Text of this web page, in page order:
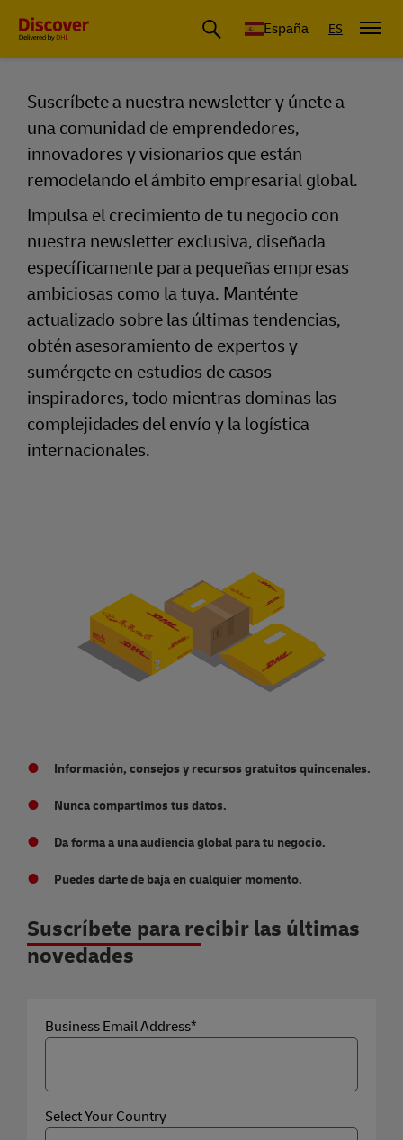
España ES
Suscríbete a la newsletter Discover by
Suscríbete a nuestra newsletter y únete a
una comunidad de emprendedores,
innovadores y visionarios que están
remodelando el ámbito empresarial global.
Impulsa el crecimiento de tu negocio con
nuestra newsletter exclusiva, diseñada
específicamente para pequeñas empresas
ambiciosas como la tuya. Manténte
actualizado sobre las últimas tendencias,
obtén asesoramiento de expertos y
sumérgete en estudios de casos
inspiradores, todo mientras dominas las
complejidades del envío y la logística
internacionales.
Información, consejos y recursos gratuitos quincenales.
Nunca compartimos tus datos.
Da forma a una audiencia global para tu negocio.
Puedes darte de baja en cualquier momento.
Suscríbete para recibir las últimas
novedades
Business Email Address*
Select Your Country